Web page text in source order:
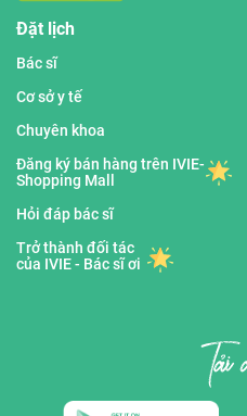
Đặt lịch
Bác sĩ
Cơ sở y tế
Chuyên khoa
Đăng ký bán hàng trên IVIE-
Shopping Mall
Hỏi đáp bác sĩ
Trở thành đối tác
của IVIE - Bác sĩ ơi